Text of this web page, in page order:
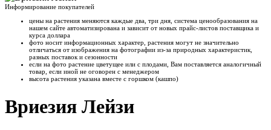
Информирование покупателей
цены на растения меняются каждые два, три дня, система ценообразования на
нашем сайте автоматизирована и зависит от новых прайс-листов поставщика и
курса доллара
фото носит информационных характер, растения могут не значительно
отличаться от изображения на фотографии из-за природных характеристик,
разных поставок и сезонности
если на фото растение цветущее или с плодами, Вам поставляется аналогичный
товар, если иной не оговорен с менеджером
высота растения указана вместе с горшком (кашпо)
Вриезия Лейзи